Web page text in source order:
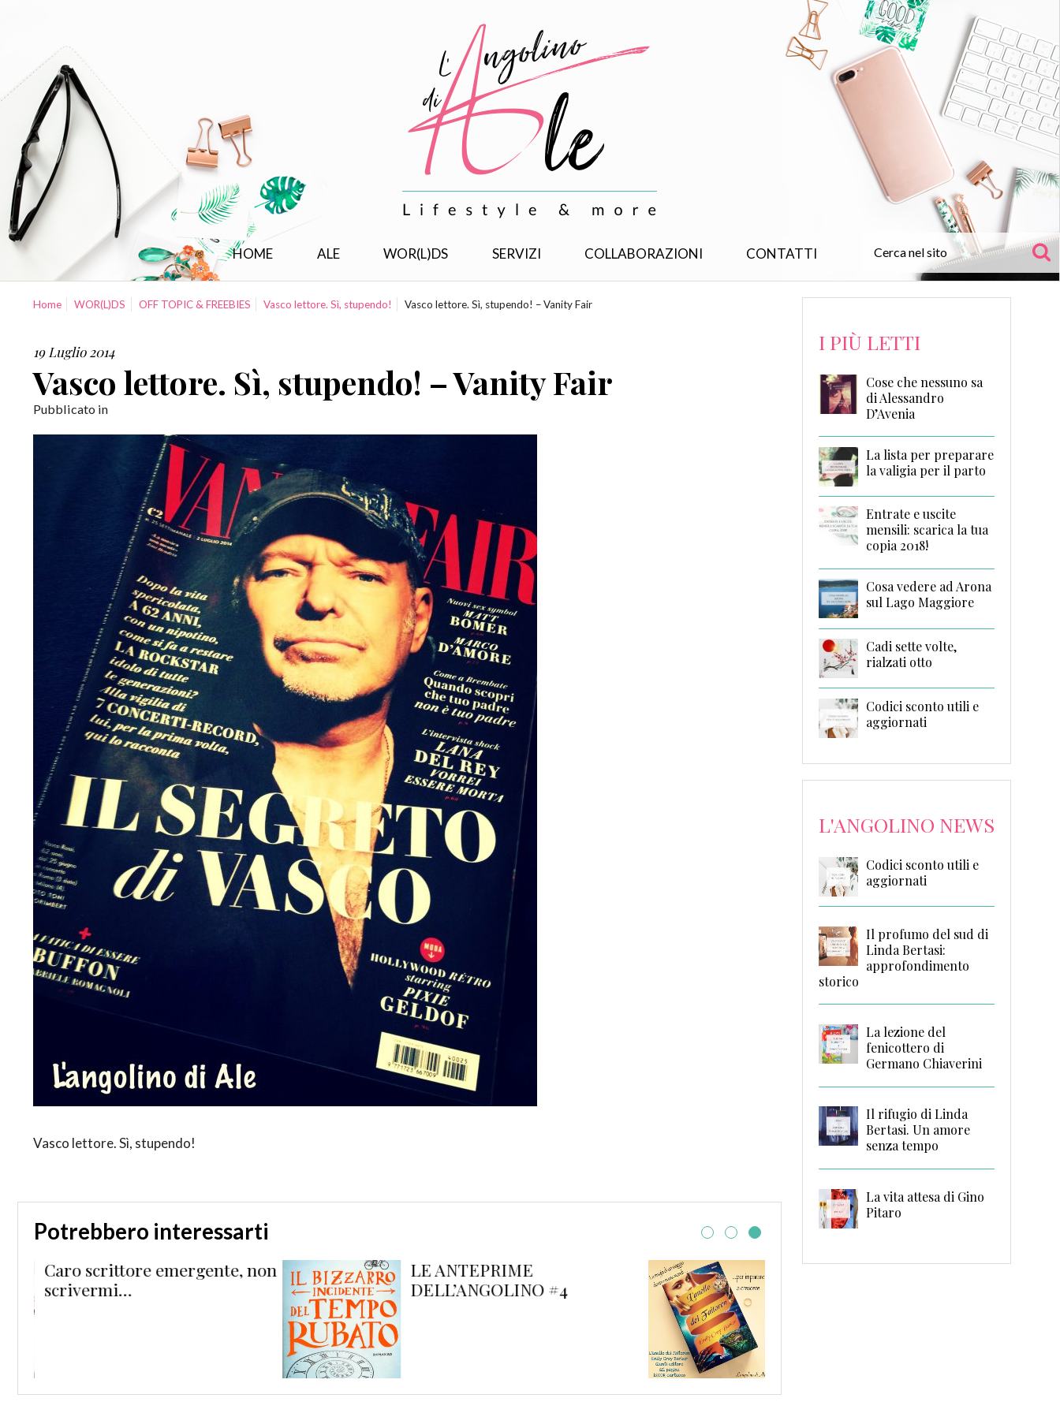
HOME ALE WOR(L)DS SERVIZI COLLABORAZIONI CONTATTI
Home WOR(L)DS OFF TOPIC & FREEBIES Vasco lettore. Sì, stupendo! Vasco lettore. Sì, stupendo! – Vanity Fair
19 Luglio 2014
Vasco lettore. Sì, stupendo! – Vanity Fair
Pubblicato in
Vasco lettore. Sì, stupendo!
Potrebbero interessarti
non
LE ANTEPRIME
DELL’ANGOLINO #4
L’anello dei Faitoren di Emily
Croy Barker
Caro scrittore
I PIÙ LETTI
Cose che nessuno sa
di Alessandro
D’Avenia
La lista per preparare
la valigia per il parto
Entrate e uscite
mensili: scarica la tua
copia 2018!
Cosa vedere ad Arona
sul Lago Maggiore
Cadi sette volte,
rialzati otto
Codici sconto utili e
aggiornati
L'ANGOLINO NEWS
Codici sconto utili e
aggiornati
Il profumo del sud di
Linda Bertasi:
approfondimento
storico
La lezione del
fenicottero di
Germano Chiaverini
Il rifugio di Linda
Bertasi. Un amore
senza tempo
La vita attesa di Gino
Pitaro